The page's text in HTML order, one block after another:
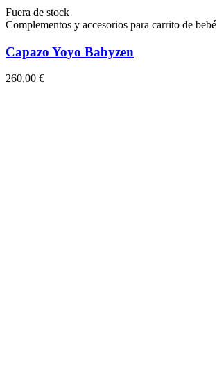
Fuera de stock
Complementos y accesorios para carrito de bebé
Capazo Yoyo Babyzen
260,00 €